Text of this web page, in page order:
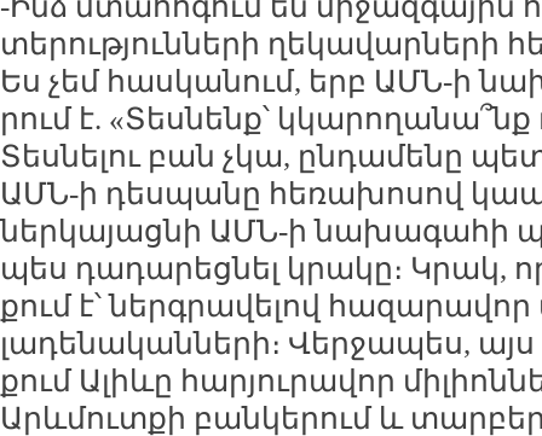
-Ինձ մտա­հո­գում են մի­ջազ­գա­յին
տե­րու­թյուն­նե­րի ղե­կա­վար­նե­րի
Ես չեմ հաս­կա­նում, երբ ԱՄՆ-ի
րում է. «Տես­նենք՝
Տես­նե­լու բան չկա, ըն­դա­մե­նը
ԱՄՆ-ի դես­պա­նը հե­ռա­խո­սով
ներ­կա­յաց­նի ԱՄՆ-ի նա­խա­գա­հի
պես դա­դա­րեց­նել կրա­կը։ Կրակ,
քում է՝ ներգ­րա­վե­լով
լա­դե­նա­կան­նե­րի։ Վեր­ջա­պես,
քում Ա­լիևը հա­րյու­րա­վոր
Արևմուտ­քի բան­կե­րում և